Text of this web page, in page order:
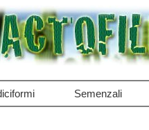
Semenzali